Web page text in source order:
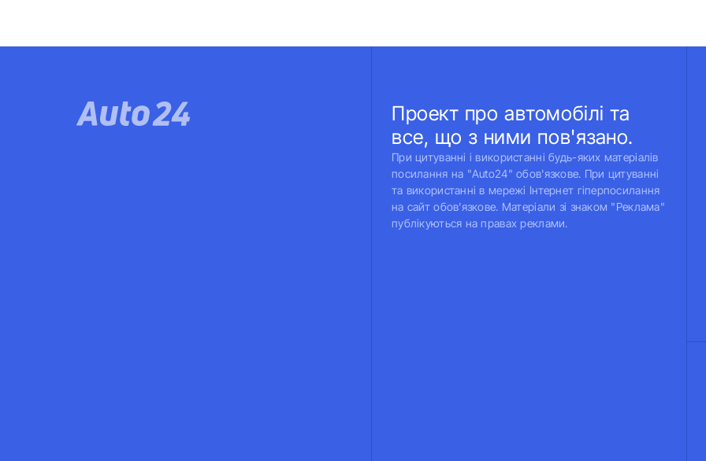
Проект про автомобілі та
все, що з ними пов'язано.
При цитуванні і використанні будь-яких матеріалів
посилання на "Auto24" обов'язкове. При цитуванні
та використанні в мережі Інтернет гіперпосилання
на сайт обов'язкове. Матеріали зі знаком "Реклама"
публікуються на правах реклами.